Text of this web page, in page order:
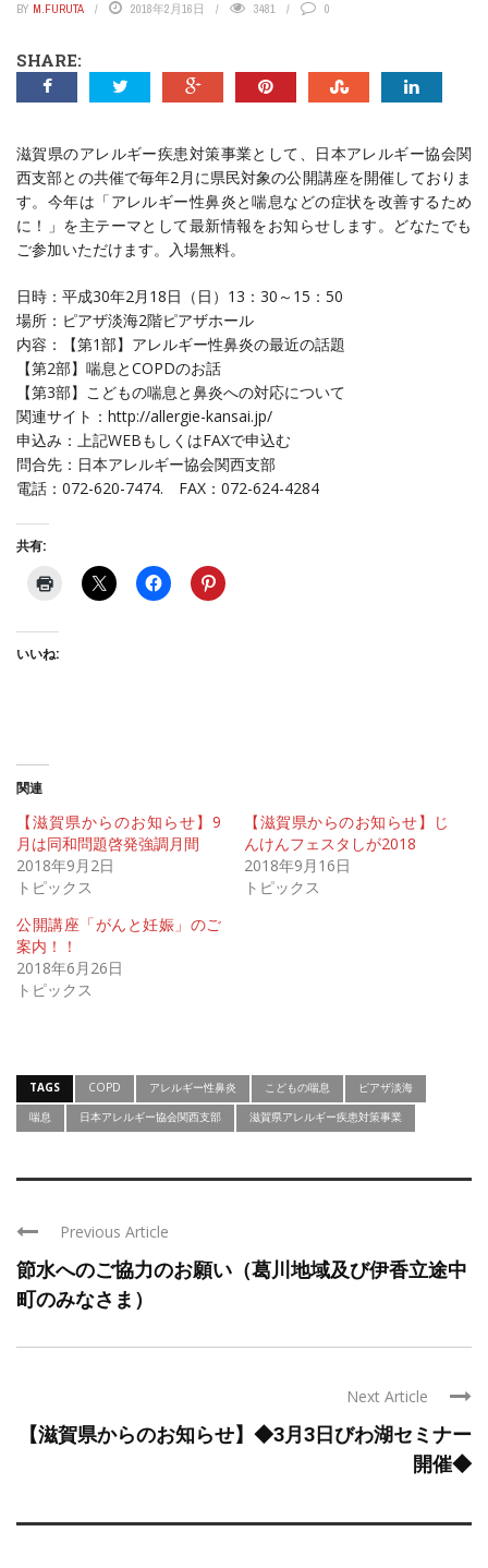
BY M.FURUTA 2018年2月16日 3481 0
SHARE:
滋賀県のアレルギー疾患対策事業として、日本アレルギー協会関
西支部との共催で毎年2月に県民対象の公開講座を開催しておりま
す。今年は「アレルギー性鼻炎と喘息などの症状を改善するため
に！」を主テーマとして最新情報をお知らせします。どなたでも
ご参加いただけます。入場無料。
日時：平成30年2月18日（日）13：30～15：50
場所：ピアザ淡海2階ピアザホール
内容：【第1部】アレルギー性鼻炎の最近の話題
【第2部】喘息とCOPDのお話
【第3部】こどもの喘息と鼻炎への対応について
関連サイト：http://allergie-kansai.jp/
申込み：上記WEBもしくはFAXで申込む
問合先：日本アレルギー協会関西支部
電話：072-620-7474. FAX：072-624-4284
共有:
いいね:
関連
【滋賀県からのお知らせ】9
月は同和問題啓発強調月間
2018年9月2日
トピックス
【滋賀県からのお知らせ】じ
んけんフェスタしが2018
2018年9月16日
トピックス
公開講座「がんと妊娠」のご
案内！！
2018年6月26日
トピックス
TAGS COPD アレルギー性鼻炎 こどもの喘息
ピアザ淡海
喘息
日本アレルギー協会関西支部 滋賀県アレルギー疾患対策事業
Previous Article
節水へのご協力のお願い（葛川地域及び伊香立途中
町のみなさま）
Next Article
【滋賀県からのお知らせ】◆3月3日びわ湖セミナー
開催◆